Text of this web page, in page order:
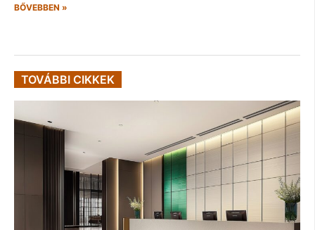
BŐVEBBEN »
TOVÁBBI CIKKEK